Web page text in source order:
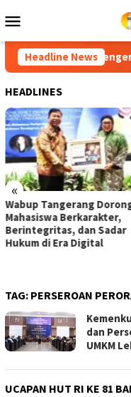
ke
Mobile
Headline News
Potensi Anak
HEADLINES
«
Wabup Tangerang
Mahasiswa Berkarakter,
Berintegritas, dan Sadar
Hukum di Era Digital
TAG: PERSEROAN
dan
UMKM
UCAPAN HUT RI KE 81